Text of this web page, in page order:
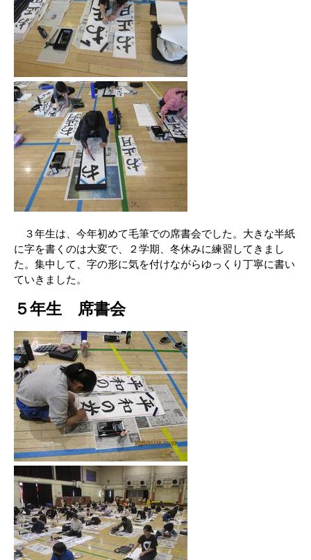
３年生は、今年初めて毛筆での席書会でした。大きな半紙
に字を書くのは大変で、２学期、冬休みに練習してきまし
た。集中して、字の形に気を付けながらゆっくり丁寧に書い
ていきました。
５年生 席書会